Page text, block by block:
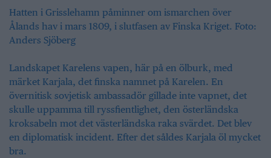
Hatten i Grisslehamn påminner om ismarchen över
Ålands hav i mars 1809, i slutfasen av Finska Kriget. Foto:
Anders Sjöberg
Landskapet Karelens vapen, här på en ölburk, med
märket Karjala, det finska namnet på Karelen. En
övernitisk sovjetisk ambassadör gillade inte vapnet, det
skulle uppamma till ryssfientlighet, den österländska
kroksabeln mot det västerländska raka svärdet. Det blev
en diplomatisk incident. Efter det såldes Karjala öl mycket
bra.